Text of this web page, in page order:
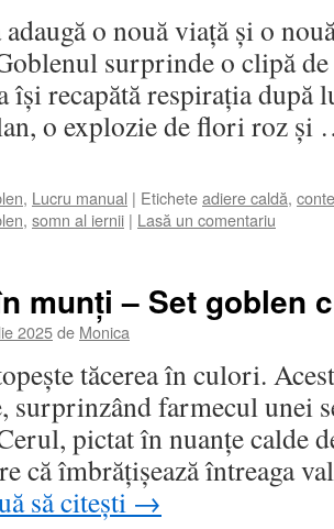
o nouă viață și o
surprinde o clipă
își recapătă respirația
o explozie de flori roz
, Lucru manual | Eticheteadiere caldă,
, somn al iernii | Lasă un comentariu
munți – Set goblen
2025de Monica
tăcerea în culori.
surprinzând farmecul unei
pictat în nuanțe calde
că îmbrățișează întreaga
să citești →